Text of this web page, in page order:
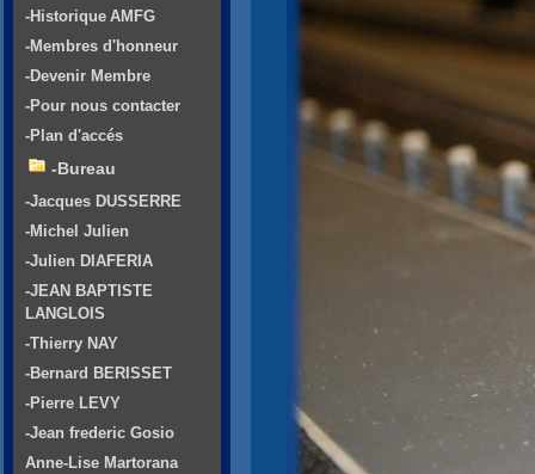
-Historique AMFG
-Membres d'honneur
-Devenir Membre
-Pour nous contacter
-Plan d'accés
-Bureau
-Jacques DUSSERRE
-Michel Julien
-Julien DIAFERIA
-JEAN BAPTISTE
LANGLOIS
-Thierry NAY
-Bernard BERISSET
-Pierre LEVY
-Jean frederic Gosio
Anne-Lise Martorana